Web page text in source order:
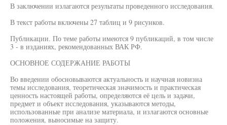
В заключении излагаются результаты проведенного исследования.
В текст работы включены 27 таблиц и 9 рисунков.
Публикации. По теме работы имеются 9 публикаций, в том числе
3 - в изданиях, рекомендованных ВАК РФ.
ОСНОВНОЕ СОДЕРЖАНИЕ РАБОТЫ
Во введении обосновываются актуальность и научная новизна
темы исследования, теоретическая значимость и практическая
ценность настоящей работы, определяются её цель и задачи,
предмет и объект исследования, указываются методы,
использованные при анализе материала, и излагаются основные
положения, выносимые на защиту.